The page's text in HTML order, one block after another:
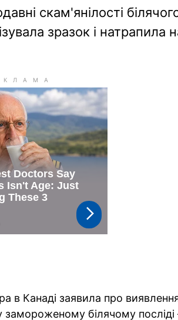
скам'янілості
зразок і натрапила
в Канаді заявила про
замороженому білячому